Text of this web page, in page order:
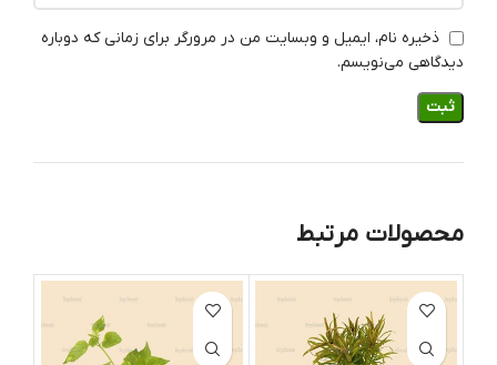
ذخیره نام، ایمیل و وبسایت من در مرورگر برای زمانی که دوباره
دیدگاهی می‌نویسم.
محصولات مرتبط